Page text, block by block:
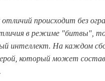
происходит без
в режиме "битвы", то
интеллект. На каждом
который может